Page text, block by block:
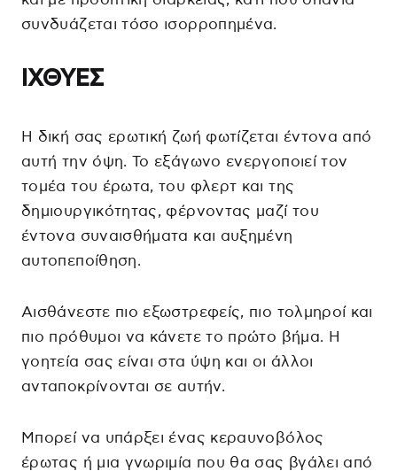
συνδυάζεται τόσο ισορροπημένα.
ΙΧΘΥΕΣ
Η δική σας ερωτική ζωή φωτίζεται έντονα από
αυτή την όψη. Το εξάγωνο ενεργοποιεί τον
τομέα του έρωτα, του φλερτ και της
δημιουργικότητας, φέρνοντας μαζί του
έντονα συναισθήματα και αυξημένη
αυτοπεποίθηση.
Αισθάνεστε πιο εξωστρεφείς, πιο τολμηροί και
πιο πρόθυμοι να κάνετε το πρώτο βήμα. Η
γοητεία σας είναι στα ύψη και οι άλλοι
ανταποκρίνονται σε αυτήν.
Μπορεί να υπάρξει ένας κεραυνοβόλος
έρωτας ή μια γνωριμία που θα σας βγάλει από